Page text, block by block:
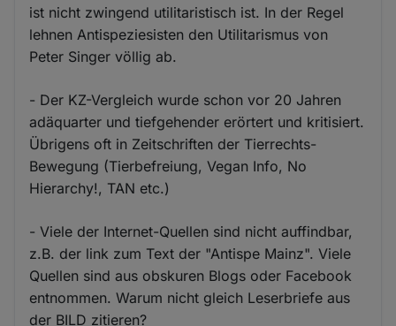
ist nicht zwingend utilitaristisch ist. In der Regel
lehnen Antispeziesisten den Utilitarismus von
Peter Singer völlig ab.
- Der KZ-Vergleich wurde schon vor 20 Jahren
adäquarter und tiefgehender erörtert und kritisiert.
Übrigens oft in Zeitschriften der Tierrechts-
Bewegung (Tierbefreiung, Vegan Info, No
Hierarchy!, TAN etc.)
- Viele der Internet-Quellen sind nicht auffindbar,
z.B. der link zum Text der "Antispe Mainz". Viele
Quellen sind aus obskuren Blogs oder Facebook
entnommen. Warum nicht gleich Leserbriefe aus
der BILD zitieren?